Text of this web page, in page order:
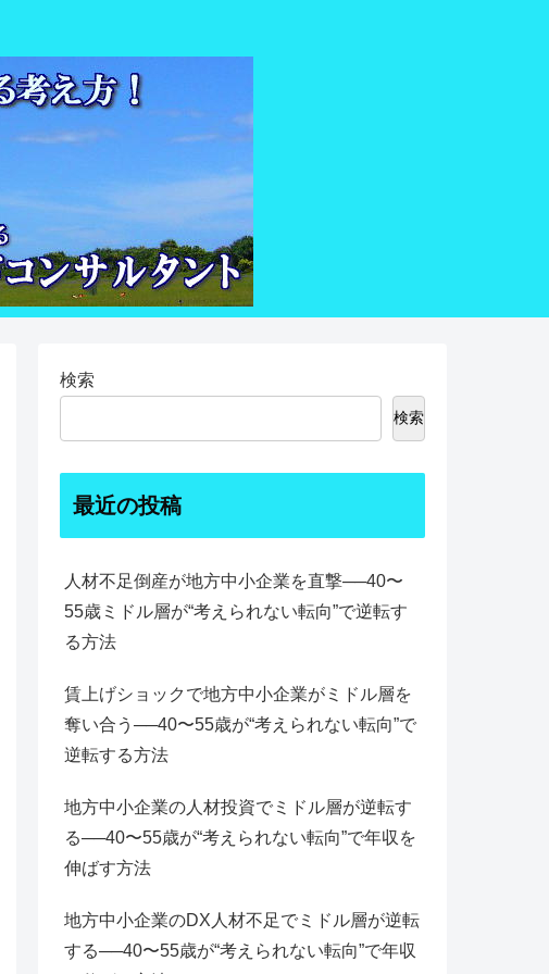
検索
検索
最近の投稿
人材不足倒産が地方中小企業を直撃──40〜
55歳ミドル層が“考えられない転向”で逆転す
る方法
賃上げショックで地方中小企業がミドル層を
奪い合う──40〜55歳が“考えられない転向”で
逆転する方法
地方中小企業の人材投資でミドル層が逆転す
る──40〜55歳が“考えられない転向”で年収を
伸ばす方法
地方中小企業のDX人材不足でミドル層が逆転
する──40〜55歳が“考えられない転向”で年収